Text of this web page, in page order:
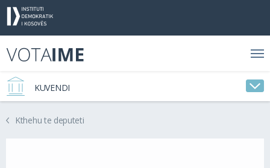
KUVENDI
Kthehu te deputeti